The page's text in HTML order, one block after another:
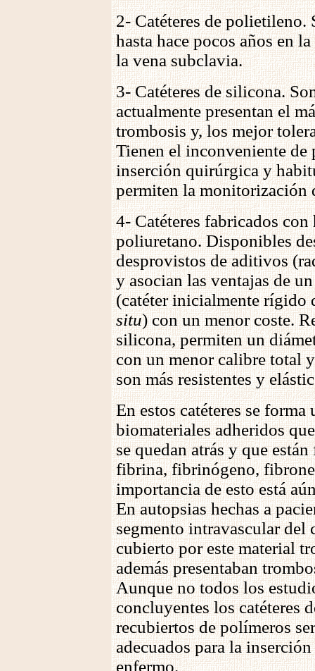
2- Catéteres de polietileno.
hasta hace pocos años en
la vena subclavia.
3- Catéteres de silicona.
actualmente presentan el
trombosis y, los mejor
Tienen el inconveniente de
inserción quirúrgica y
permiten la monitorización
4- Catéteres fabricados
poliuretano. Disponibles
desprovistos de aditivos
y asocian las ventajas de
(catéter inicialmente rígido
situ) con un menor coste.
silicona, permiten un
con un menor calibre total
son más resistentes y
En estos catéteres se forma
biomateriales adheridos
se quedan atrás y que
fibrina, fibrinógeno,
importancia de esto está
En autopsias hechas a
segmento intravascular del
cubierto por este material
además presentaban
Aunque no todos los
concluyentes los catéteres
recubiertos de polímeros
adecuados para la
enfermo.